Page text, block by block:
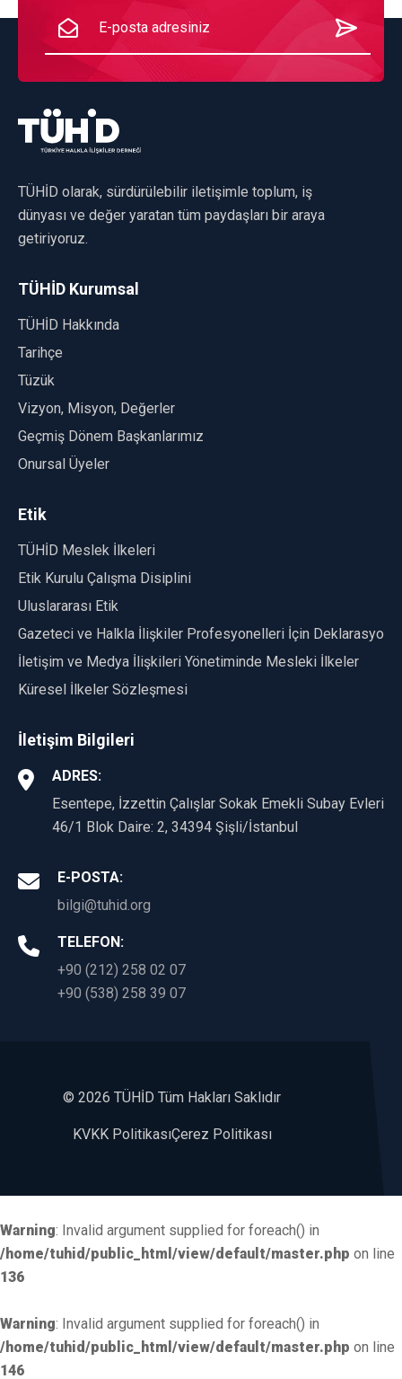
TÜHİD olarak, sürdürülebilir iletişimle toplum, iş
dünyası ve değer yaratan tüm paydaşları bir araya
getiriyoruz.
TÜHİD Kurumsal
TÜHİD Hakkında
Tarihçe
Tüzük
Vizyon, Misyon, Değerler
Geçmiş Dönem Başkanlarımız
Onursal Üyeler
Etik
TÜHİD Meslek İlkeleri
Etik Kurulu Çalışma Disiplini
Uluslararası Etik
Gazeteci ve Halkla İlişkiler Profesyonelleri İçin Deklarasyon
İletişim ve Medya İlişkileri Yönetiminde Mesleki İlkeler
Küresel İlkeler Sözleşmesi
İletişim Bilgileri
ADRES:
Esentepe, İzzettin Çalışlar Sokak Emekli Subay Evleri
46/1 Blok Daire: 2, 34394 Şişli/İstanbul
E-POSTA:
bilgi@tuhid.org
TELEFON:
+90 (212) 258 02 07
+90 (538) 258 39 07
© 2026 TÜHİD Tüm Hakları Saklıdır
KVKK PolitikasıÇerez Politikası
Warning: Invalid argument supplied for foreach() in
/home/tuhid/public_html/view/default/master.php on line
136
Warning: Invalid argument supplied for foreach() in
/home/tuhid/public_html/view/default/master.php on line
146